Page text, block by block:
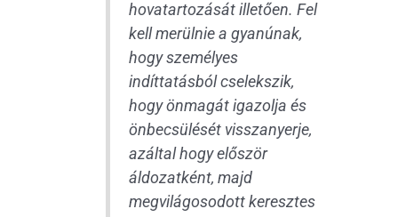
hovatartozását illetően. Fel
kell merülnie a gyanúnak,
hogy személyes
indíttatásból cselekszik,
hogy önmagát igazolja és
önbecsülését visszanyerje,
azáltal hogy először
áldozatként, majd
megvilágosodott keresztes